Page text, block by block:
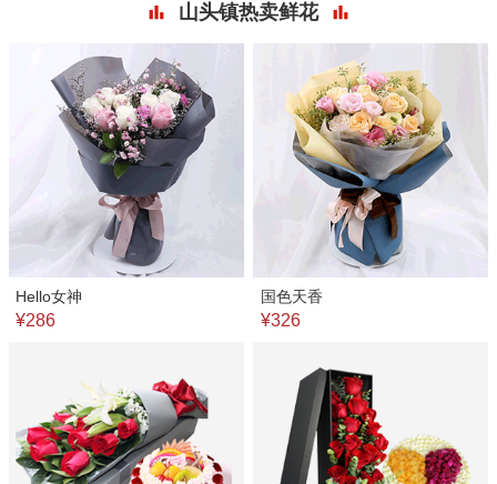
山头镇热卖鲜花
Hello女神
¥286
国色天香
¥326